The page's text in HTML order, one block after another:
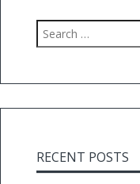
Search
for:
RECENT POSTS